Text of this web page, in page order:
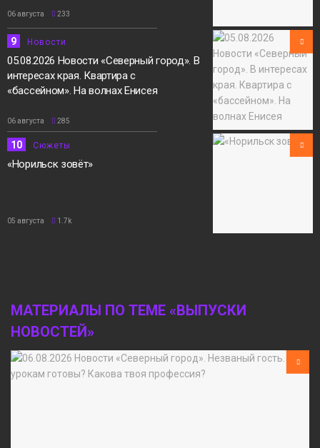
06 августа 233
9 Новости
05.08.2026 Новости «Северный город». В
интересах края. Квартира с
«бассейном». На волнах Енисея
06 августа 285
10 Сюжеты
«Норильск зовёт»
05 августа 1.7k
МАТЕРИАЛЫ ПО ТЕМЕ «ВЫПУСКИ
НОВОСТЕЙ»